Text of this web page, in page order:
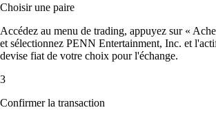
Choisir une paire
Accédez au menu de trading, appuyez sur «
et sélectionnez PENN Entertainment, Inc. et
devise fiat de votre choix pour l'échange.
3
Confirmer la transaction